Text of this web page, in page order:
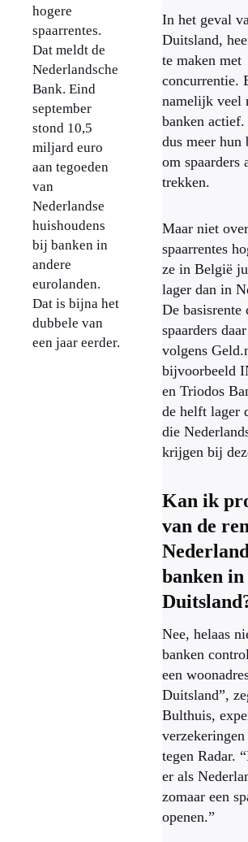
hogere
spaarrentes.
Dat meldt de
Nederlandsche
Bank. Eind
september
stond 10,5
miljard euro
aan tegoeden
van
Nederlandse
huishoudens
bij banken in
andere
eurolanden.
Dat is bijna het
dubbele van
een jaar eerder.
In het geval
Duitsland,
te maken met
concurrentie.
namelijk veel
banken
dus meer hun
om spaarders
trekken.
Maar niet
spaarrentes
ze in België
lager dan in
De basisrente
spaarders
volgens
bijvoorbeeld
en Triodos
de helft lager
die
krijgen bij
Kan ik
van de
banken in
Nee, helaas
banken
een
Duitsland”,
Bulthuis,
tegen Radar.
er als
zomaar een
openen.”